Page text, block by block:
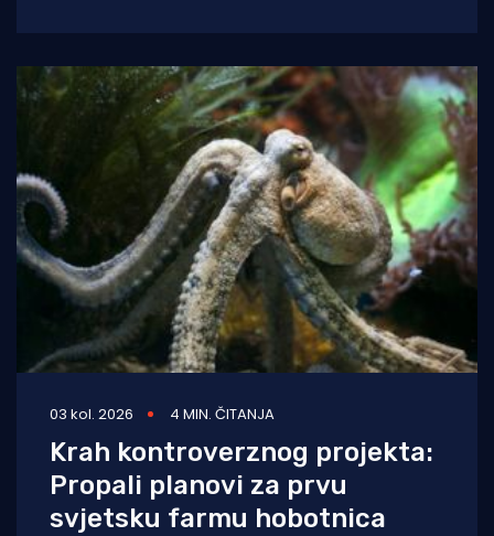
03 kol. 2026 4 MIN. ČITANJA
Krah kontroverznog projekta:
Propali planovi za prvu
svjetsku farmu hobotnica